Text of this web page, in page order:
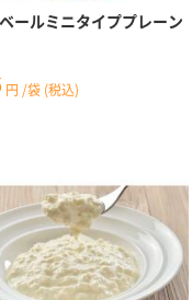
ールミニタイププレーン
円 /袋 (税込)